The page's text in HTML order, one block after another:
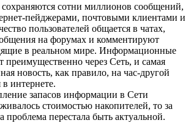
сотни миллионов сообщений,
пейджерами, почтовыми клиентами и
пользователей общается в чатах,
на форумах и комментируют
в реальном мире. Информационные
преимущественно через Сеть, и самая
новость, как правило, на час-другой
интернете.
запасов информации в Сети
стоимостью накопителей, то за
проблема перестала быть актуальной.